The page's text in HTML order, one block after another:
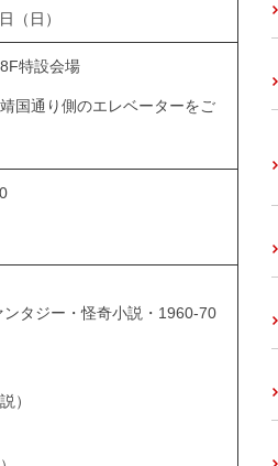
（日）
特設会場
国通り側のエレベーターをご
ンタジー・怪奇小説・1960-70
）